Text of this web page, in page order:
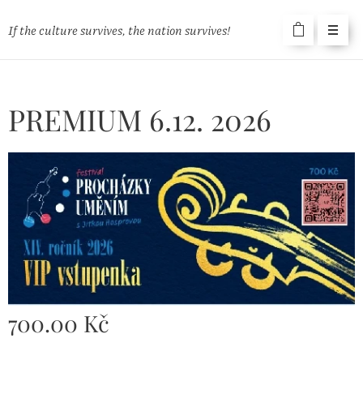
If the culture survives, the nation survives!
PREMIUM 6.12. 2026
700.00 Kč